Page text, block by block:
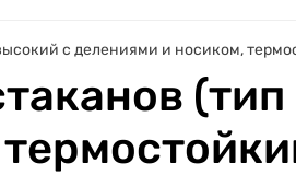
с делениями и носиком,